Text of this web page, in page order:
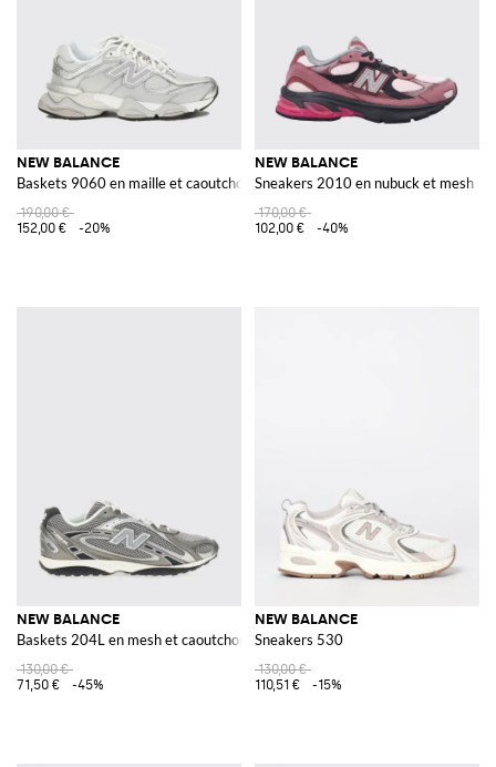
NEW BALANCE
Baskets 9060 en maille et caoutchouc laminé
190,00 €
152,00 €
-20%
NEW BALANCE
Sneakers 2010 en nubuck et mesh
170,00 €
102,00 €
-40%
NEW BALANCE
Baskets 204L en mesh et caoutchouc laminé
130,00 €
71,50 €
-45%
NEW BALANCE
Sneakers 530
130,00 €
110,51 €
-15%